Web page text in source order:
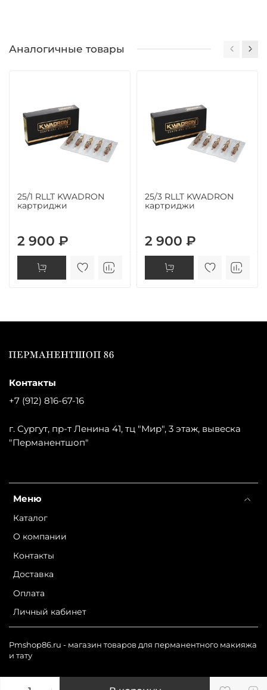
Аналогичные товары
25/1 RLLT KWADRON
картриджи
2 900 ₽
25/3 RLLT KWADRON
картриджи
2 900 ₽
Меню
Каталог
О компании
Контакты
Доставка
Оплата
Личный кабинет
Контакты
+7 (912) 816-67-16
г. Сургут, пр-т Ленина 41, тц "Мир", 3 этаж, вывеска
"Перманентшоп"
Pmshop86.ru - магазин товаров для перманентного макияжа
и тату